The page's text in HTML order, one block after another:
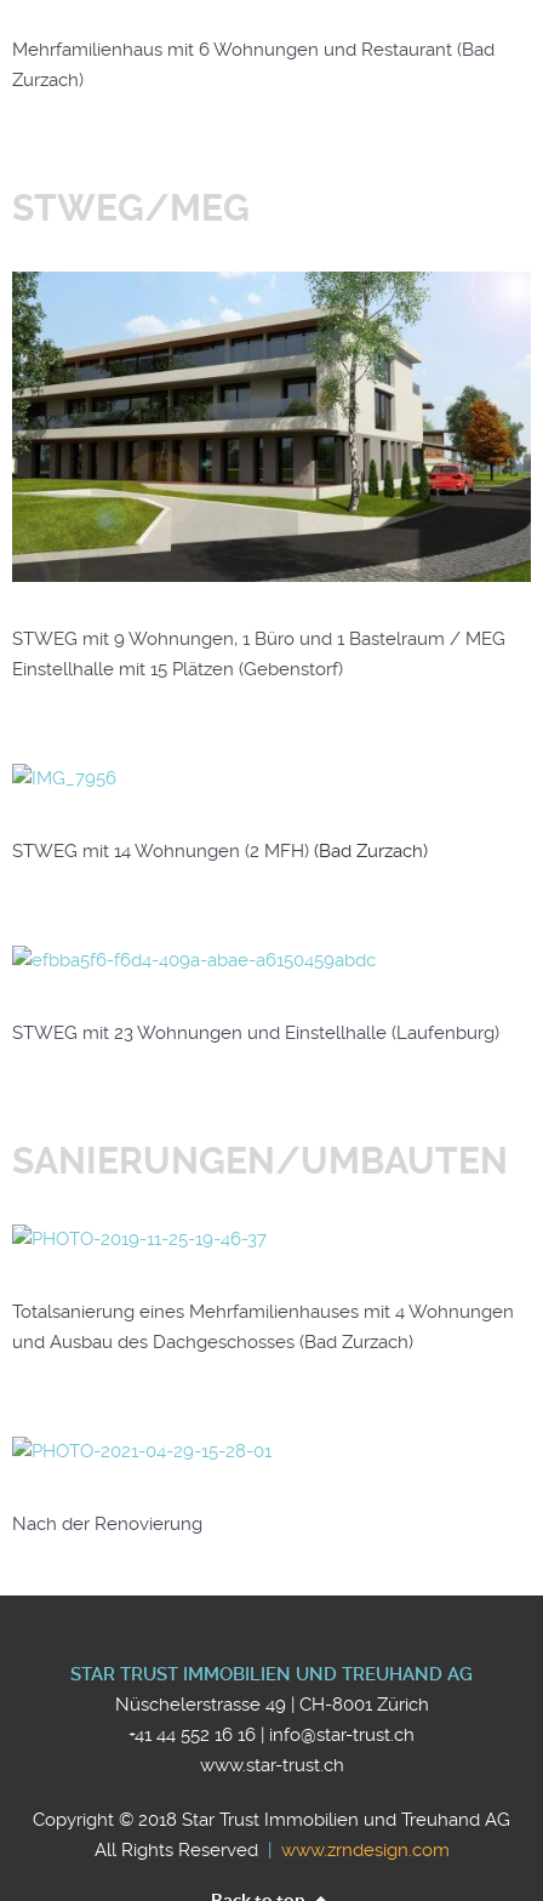
Mehrfamilienhaus mit 6 Wohnungen und Restaurant (Bad
Zurzach)
STWEG/MEG
STWEG mit 9 Wohnungen, 1 Büro und 1 Bastelraum / MEG
Einstellhalle mit 15 Plätzen (Gebenstorf)
STWEG mit 14 Wohnungen (2 MFH) (Bad Zurzach)
STWEG mit 23 Wohnungen und Einstellhalle (Laufenburg)
SANIERUNGEN/UMBAUTEN
Totalsanierung eines Mehrfamilienhauses mit 4 Wohnungen
und Ausbau des Dachgeschosses (Bad Zurzach)
Nach der Renovierung
STAR TRUST IMMOBILIEN UND TREUHAND AG
Nüschelerstrasse 49 | CH-8001 Zürich
+41 44 552 16 16 | info@star-trust.ch
www.star-trust.ch
Copyright © 2018 Star Trust Immobilien und Treuhand AG
All Rights Reserved | www.zrndesign.com